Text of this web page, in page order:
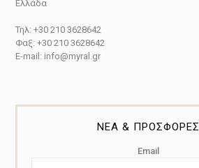
Ελλάδα
Τηλ: +30 210 3628642
Φαξ: +30 210 3628642
E-mail: info@myral.gr
ΝΕΑ & ΠΡΟΣΦΟΡΕΣ
Email